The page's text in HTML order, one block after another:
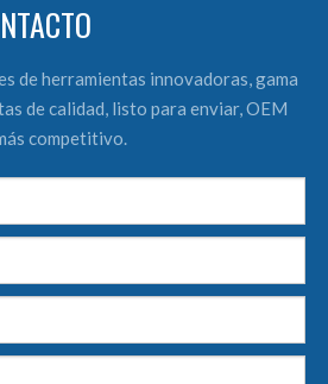
de herramientas innovadoras, gama
de calidad, listo para enviar, OEM
competitivo.